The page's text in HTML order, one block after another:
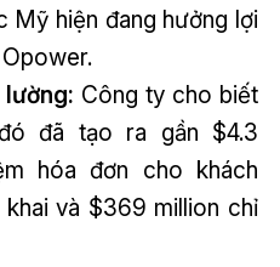
Mỹ hiện đang hưởng lợi
Công ty cho biết
đã tạo ra gần $4.3
hóa đơn cho khách
và $369 million chỉ